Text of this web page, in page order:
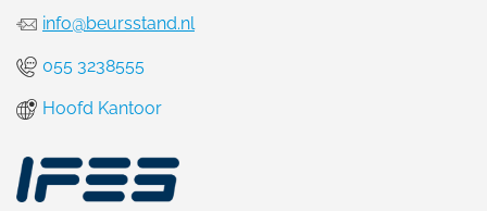
info@beursstand.nl
055 3238555
Hoofd Kantoor